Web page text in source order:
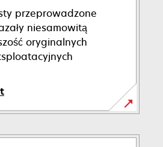
przeprowadzone
niesamowitą
oryginalnych